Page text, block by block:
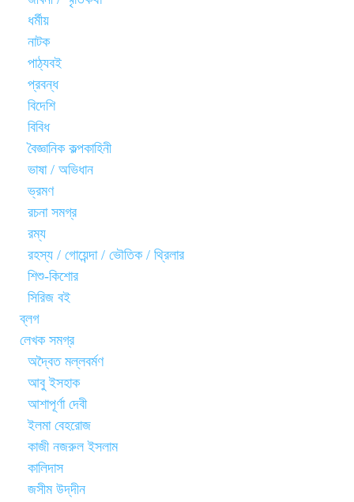
ধর্মীয়
নাটক
পাঠ্যবই
প্রবন্ধ
বিদেশি
বিবিধ
বৈজ্ঞানিক কল্পকাহিনী
ভাষা / অভিধান
ভ্রমণ
রচনা সমগ্র
রম্য
রহস্য / গোয়েন্দা / ভৌতিক / থ্রিলার
শিশু-কিশোর
সিরিজ বই
ব্লগ
লেখক সমগ্র
অদ্বৈত মল্লবর্মণ
আবু ইসহাক
আশাপূর্ণা দেবী
ইলমা বেহরোজ
কাজী নজরুল ইসলাম
কালিদাস
জসীম উদ্‌দীন